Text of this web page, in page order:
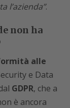
l’azienda”.
non ha
alle
e Data
GDPR, che a
è ancora